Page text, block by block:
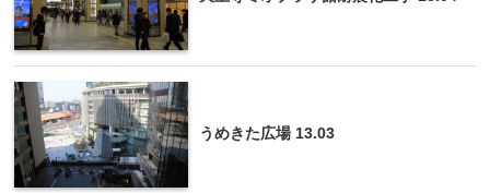
うめきた広場 13.03